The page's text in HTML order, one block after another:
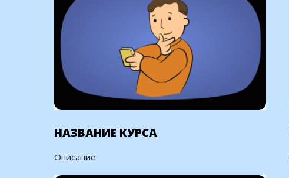
НАЗВАНИЕ КУРСА
Описание